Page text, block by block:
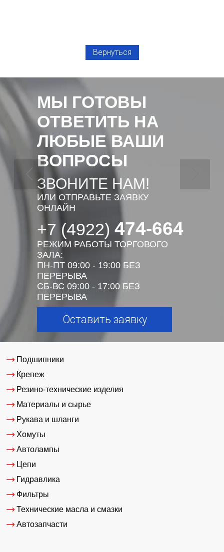
Вернуться
МЫ ГОТОВЫ
ОТВЕТИТЬ НА
ЛЮБЫЕ ВАШИ
ВОПРОСЫ
ЗВОНИТЕ НАМ!
ИЛИ ОТПРАВЬТЕ ЗАЯВКУ
ОНЛАЙН
+7 (4922) 474-664
РЕЖИМ РАБОТЫ ТОРГОВОГО
ЗАЛА:
ПН-ПТ 09:00 - 19:00 БЕЗ
ПЕРЕРЫВА
СБ-ВС 09:00 - 17:00 БЕЗ
ПЕРЕРЫВА
Оставить заявку
Подшипники
Крепеж
Резино-технические изделия
Материалы и сырье
Рукава и шланги
Хомуты
Автолампы
Цепи
Гидравлика
Фильтры
Технические масла и смазки
Автозапчасти